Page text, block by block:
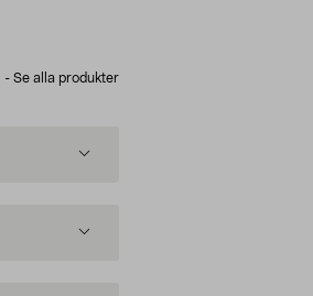
- Se alla produkter